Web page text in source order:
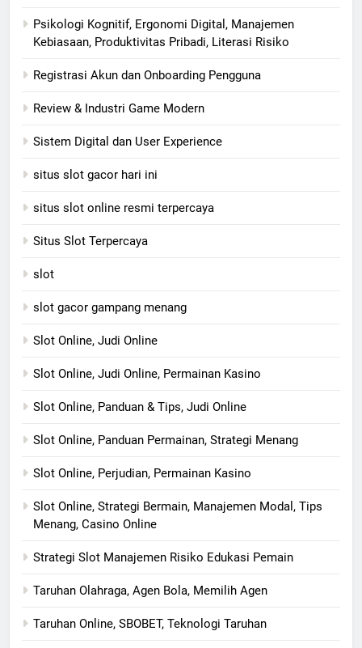
Psikologi Kognitif, Ergonomi Digital, Manajemen
Kebiasaan, Produktivitas Pribadi, Literasi Risiko
Registrasi Akun dan Onboarding Pengguna
Review & Industri Game Modern
Sistem Digital dan User Experience
situs slot gacor hari ini
situs slot online resmi terpercaya
Situs Slot Terpercaya
slot
slot gacor gampang menang
Slot Online, Judi Online
Slot Online, Judi Online, Permainan Kasino
Slot Online, Panduan & Tips, Judi Online
Slot Online, Panduan Permainan, Strategi Menang
Slot Online, Perjudian, Permainan Kasino
Slot Online, Strategi Bermain, Manajemen Modal, Tips
Menang, Casino Online
Strategi Slot Manajemen Risiko Edukasi Pemain
Taruhan Olahraga, Agen Bola, Memilih Agen
Taruhan Online, SBOBET, Teknologi Taruhan